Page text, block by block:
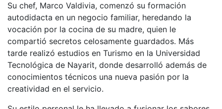
Su chef, Marco Valdivia, comenzó su formación
autodidacta en un negocio familiar, heredando la
vocación por la cocina de su madre, quien le
compartió secretos celosamente guardados. Más
tarde realizó estudios en Turismo en la Universidad
Tecnológica de Nayarit, donde desarrolló además de
conocimientos técnicos una nueva pasión por la
creatividad en el servicio.